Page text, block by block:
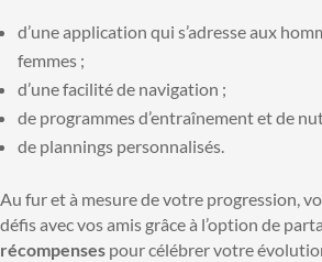
d’une application qui s’adresse aux
femmes ;
d’une facilité de navigation ;
de programmes d’entraînement et de
de plannings personnalisés.
Au fur et à mesure de votre progression,
défis avec vos amis grâce à l’option de
récompenses pour célébrer votre